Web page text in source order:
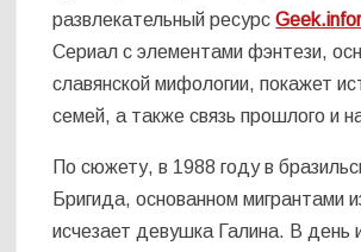
развлекательный ресурс
Сериал с элементами фэнтези,
славянской мифологии, покажет
семей, а также связь прошлого и
По сюжету, в 1988 году в
Бригида, основанном мигрантами
исчезает девушка Галина. В день